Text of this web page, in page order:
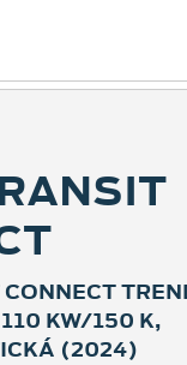
KW/150 K,
(2024)